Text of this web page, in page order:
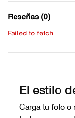
Reseñas (0)
Failed to fetch